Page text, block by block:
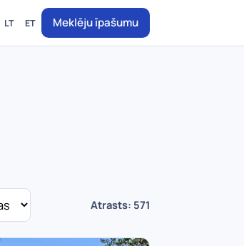
LT ET Meklēju īpašumu
Atrasts: 571